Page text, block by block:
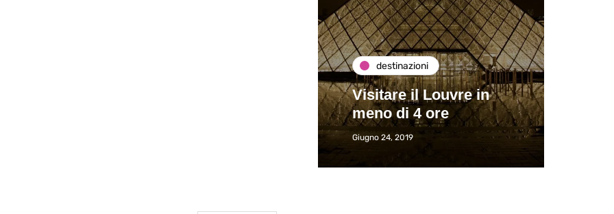
destinazioni
Visitare il Louvre in
meno di 4 ore
Giugno 24, 2019